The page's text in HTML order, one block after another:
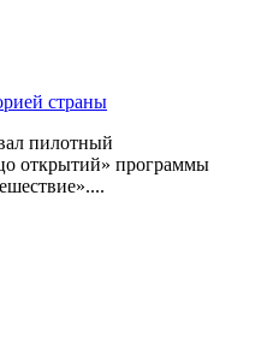
страны
пилотный
открытий» программы